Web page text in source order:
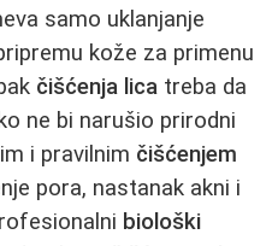
samo uklanjanje
kože za primenu
čišćenja lica treba da
ne bi narušio prirodni
i pravilnim čišćenjem
pora, nastanak akni i
biološki